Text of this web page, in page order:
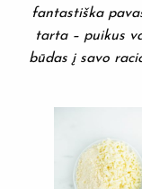
fantastiška
tarta – puikus
būdas į savo